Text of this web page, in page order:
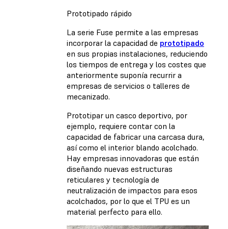
Prototipado rápido
La serie Fuse permite a las empresas
incorporar la capacidad de prototipado
en sus propias instalaciones, reduciendo
los tiempos de entrega y los costes que
anteriormente suponía recurrir a
empresas de servicios o talleres de
mecanizado.
Prototipar un casco deportivo, por
ejemplo, requiere contar con la
capacidad de fabricar una carcasa dura,
así como el interior blando acolchado.
Hay empresas innovadoras que están
diseñando nuevas estructuras
reticulares y tecnología de
neutralización de impactos para esos
acolchados, por lo que el TPU es un
material perfecto para ello.